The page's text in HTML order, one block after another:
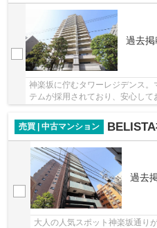
過去
神楽坂に佇むタワーレジデンス
テムが採用されており、安心し
売買 | 中古マンション
過去
大人の人気スポット神楽坂通り